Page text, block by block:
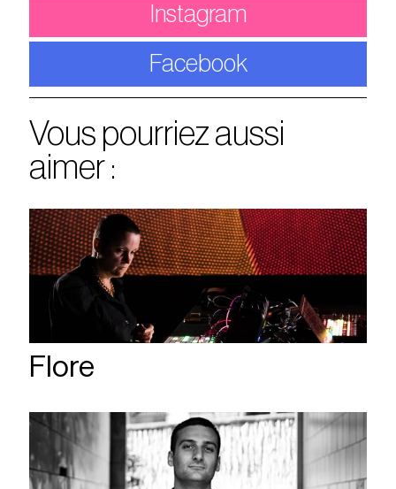
Instagram
Facebook
Vous pourriez aussi
aimer :
Flore